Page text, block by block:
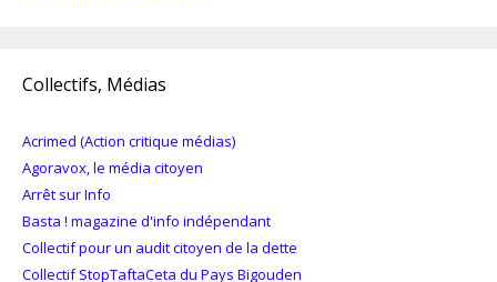
Collectifs, Médias
Acrimed (Action critique médias)
Agoravox, le média citoyen
Arrêt sur Info
Basta ! magazine d'info indépendant
Collectif pour un audit citoyen de la dette
Collectif StopTaftaCeta du Pays Bigouden